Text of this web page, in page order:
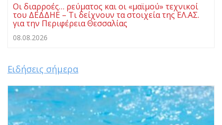
Οι διαρροές… ρεύματος και οι «μαϊμού» τεχνικοί
του ΔΕΔΔΗΕ – Τι δείχνουν τα στοιχεία της ΕΛ.ΑΣ.
για την Περιφέρεια Θεσσαλίας
08.08.2026
Ειδήσεις σήμερα